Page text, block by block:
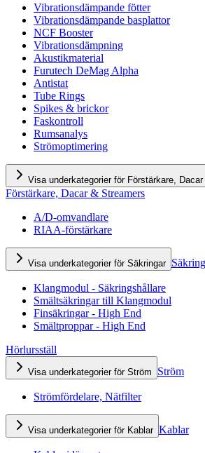
Vibrationsdämpande fötter
Vibrationsdämpande basplattor
NCF Booster
Vibrationsdämpning
Akustikmaterial
Furutech DeMag Alpha
Antistat
Tube Rings
Spikes & brickor
Faskontroll
Rumsanalys
Strömoptimering
Visa underkategorier för Förstärkare,
Förstärkare, Dacar & Streamers
A/D-omvandlare
RIAA-förstärkare
Visa underkategorier för Säkringar
Klangmodul - Säkringshållare
Smältsäkringar till Klangmodul
Finsäkringar - High End
Smältproppar - High End
Hörlursställ
Visa underkategorier för Ström Ström
Strömfördelare, Nätfilter
Visa underkategorier för Kablar Kablar